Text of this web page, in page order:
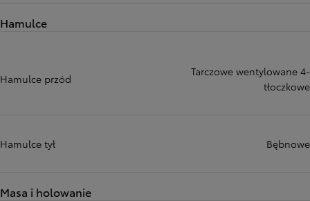
Hamulce
Hamulce przód
Tarczowe wentylowane 4-
tłoczkowe
Hamulce tył Bębnowe
Masa i holowanie